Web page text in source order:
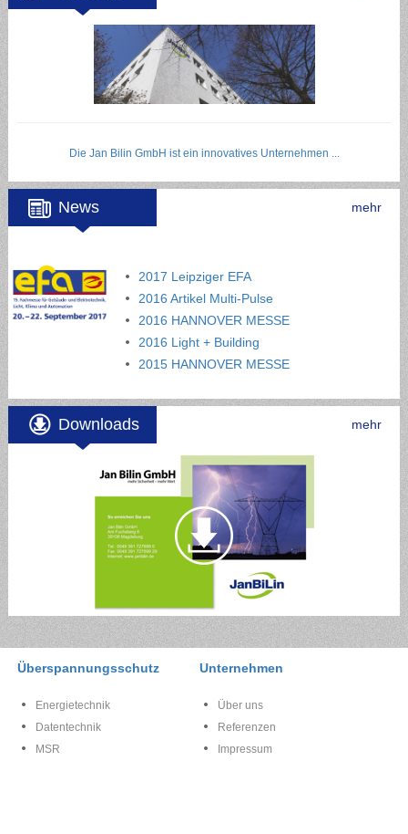
Die Jan Bilin GmbH ist ein innovatives Unternehmen ...
News mehr
2017 Leipziger EFA
2016 Artikel Multi-Pulse
2016 HANNOVER MESSE
2016 Light + Building
2015 HANNOVER MESSE
Downloads mehr
Überspannungsschutz
Energietechnik
Datentechnik
MSR
Unternehmen
Über uns
Referenzen
Impressum